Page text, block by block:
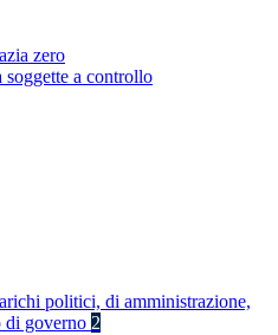
zero
a controllo
politici, di amministrazione,
di governo 2